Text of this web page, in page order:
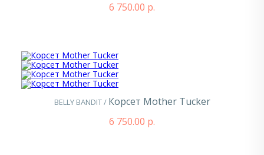
6 750.00 р.
BELLY BANDIT / Корсет Mother Tucker
6 750.00 р.